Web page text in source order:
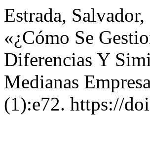
Estrada,
«¿Cómo Se
Diferencias Y
Medianas
(1):e72. https://